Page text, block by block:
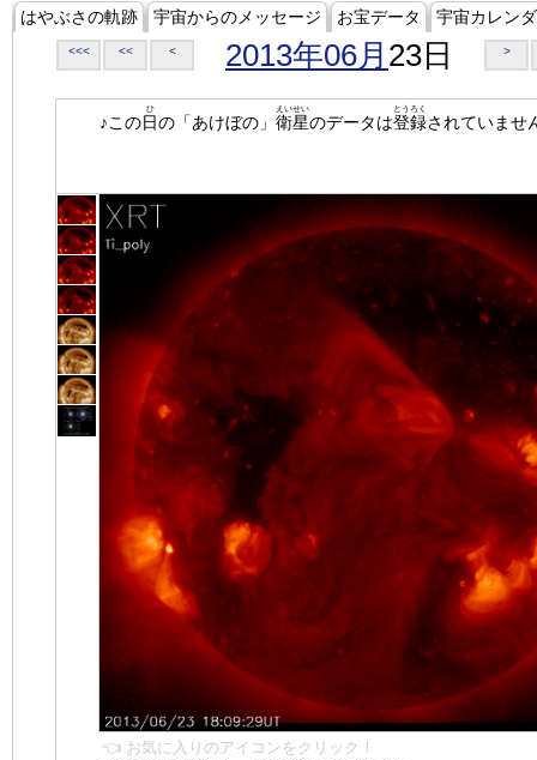
はやぶさの軌跡 宇宙からのメッセージ お宝データ 宇宙カレン
<<< << < 2013年06月 23日 >
♪この日
ひ
の「あけぼの」 衛星
えいせい
のデータは登録
とうろく
されていませ
👈 お気に入りのアイコンをクリック！